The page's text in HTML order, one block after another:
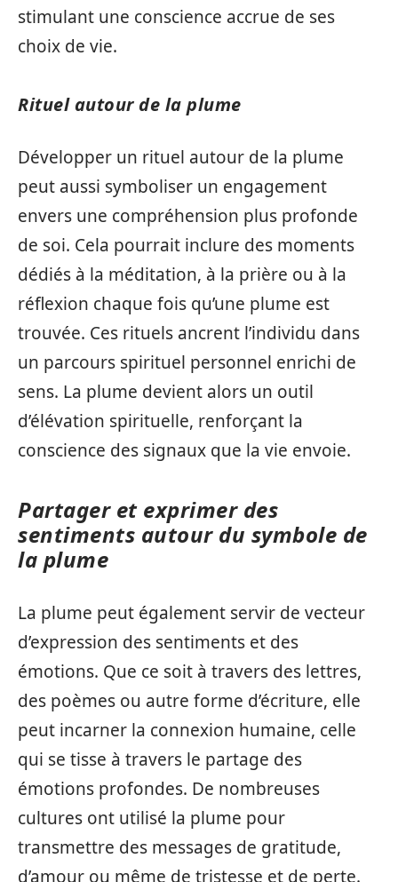
stimulant une conscience accrue de ses
choix de vie.
Rituel autour de la plume
Développer un rituel autour de la plume
peut aussi symboliser un engagement
envers une compréhension plus profonde
de soi. Cela pourrait inclure des moments
dédiés à la méditation, à la prière ou à la
réflexion chaque fois qu’une plume est
trouvée. Ces rituels ancrent l’individu dans
un parcours spirituel personnel enrichi de
sens. La plume devient alors un outil
d’élévation spirituelle, renforçant la
conscience des signaux que la vie envoie.
Partager et exprimer des
sentiments autour du symbole de
la plume
La plume peut également servir de vecteur
d’expression des sentiments et des
émotions. Que ce soit à travers des lettres,
des poèmes ou autre forme d’écriture, elle
peut incarner la connexion humaine, celle
qui se tisse à travers le partage des
émotions profondes. De nombreuses
cultures ont utilisé la plume pour
transmettre des messages de gratitude,
d’amour ou même de tristesse et de perte.